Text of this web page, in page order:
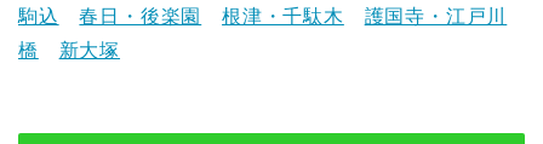
駒込
春日・後楽園 根津・千駄木
護国寺・江戸川
橋
新大塚